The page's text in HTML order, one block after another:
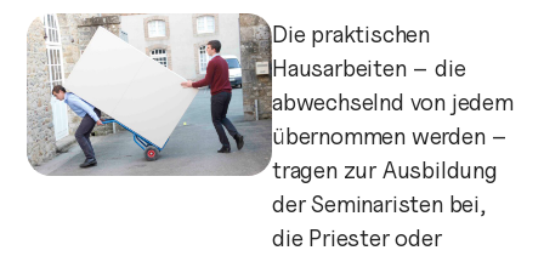
Die praktischen
Hausarbeiten – die
abwechselnd von jedem
übernommen werden –
tragen zur Ausbildung
der Seminaristen bei,
die Priester oder